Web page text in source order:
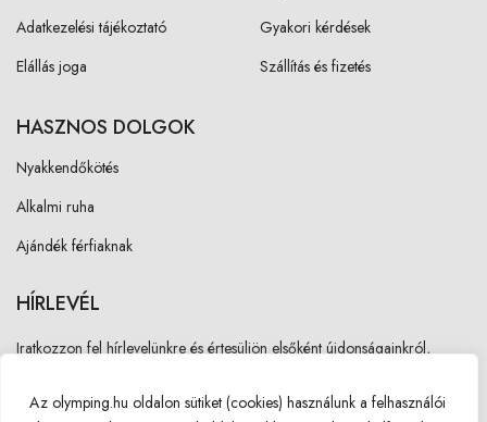
Az olymping.hu oldalon sütiket (cookies) használunk a felhasználói
Adatkezelési tájékoztató
Elállás joga
Gyakori kérdések
Szállítás és fizetés
HASZNOS DOLGOK
Nyakkendőkötés
Alkalmi ruha
Ajándék férfiaknak
HÍRLEVÉL
Iratkozzon fel hírlevelünkre és értesüljön elsőként újdonságainkról,